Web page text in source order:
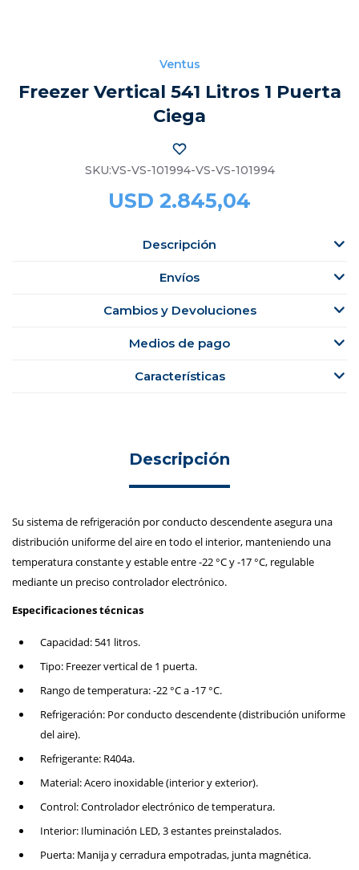
Ventus
Freezer Vertical 541 Litros 1 Puerta
Ciega
VS-VS-101994-VS-VS-101994
USD 2.845,04
Descripción
Envíos
Cambios y Devoluciones
Medios de pago
Características
Descripción
Su sistema de refrigeración por conducto descendente asegura una
distribución uniforme del aire en todo el interior, manteniendo una
temperatura constante y estable entre -22 °C y -17 °C, regulable
mediante un preciso controlador electrónico.
Especificaciones técnicas
Capacidad: 541 litros.
Tipo: Freezer vertical de 1 puerta.
Rango de temperatura: -22 °C a -17 °C.
Refrigeración: Por conducto descendente (distribución uniforme
del aire).
Refrigerante: R404a.
Material: Acero inoxidable (interior y exterior).
Control: Controlador electrónico de temperatura.
Interior: Iluminación LED, 3 estantes preinstalados.
Puerta: Manija y cerradura empotradas, junta magnética.